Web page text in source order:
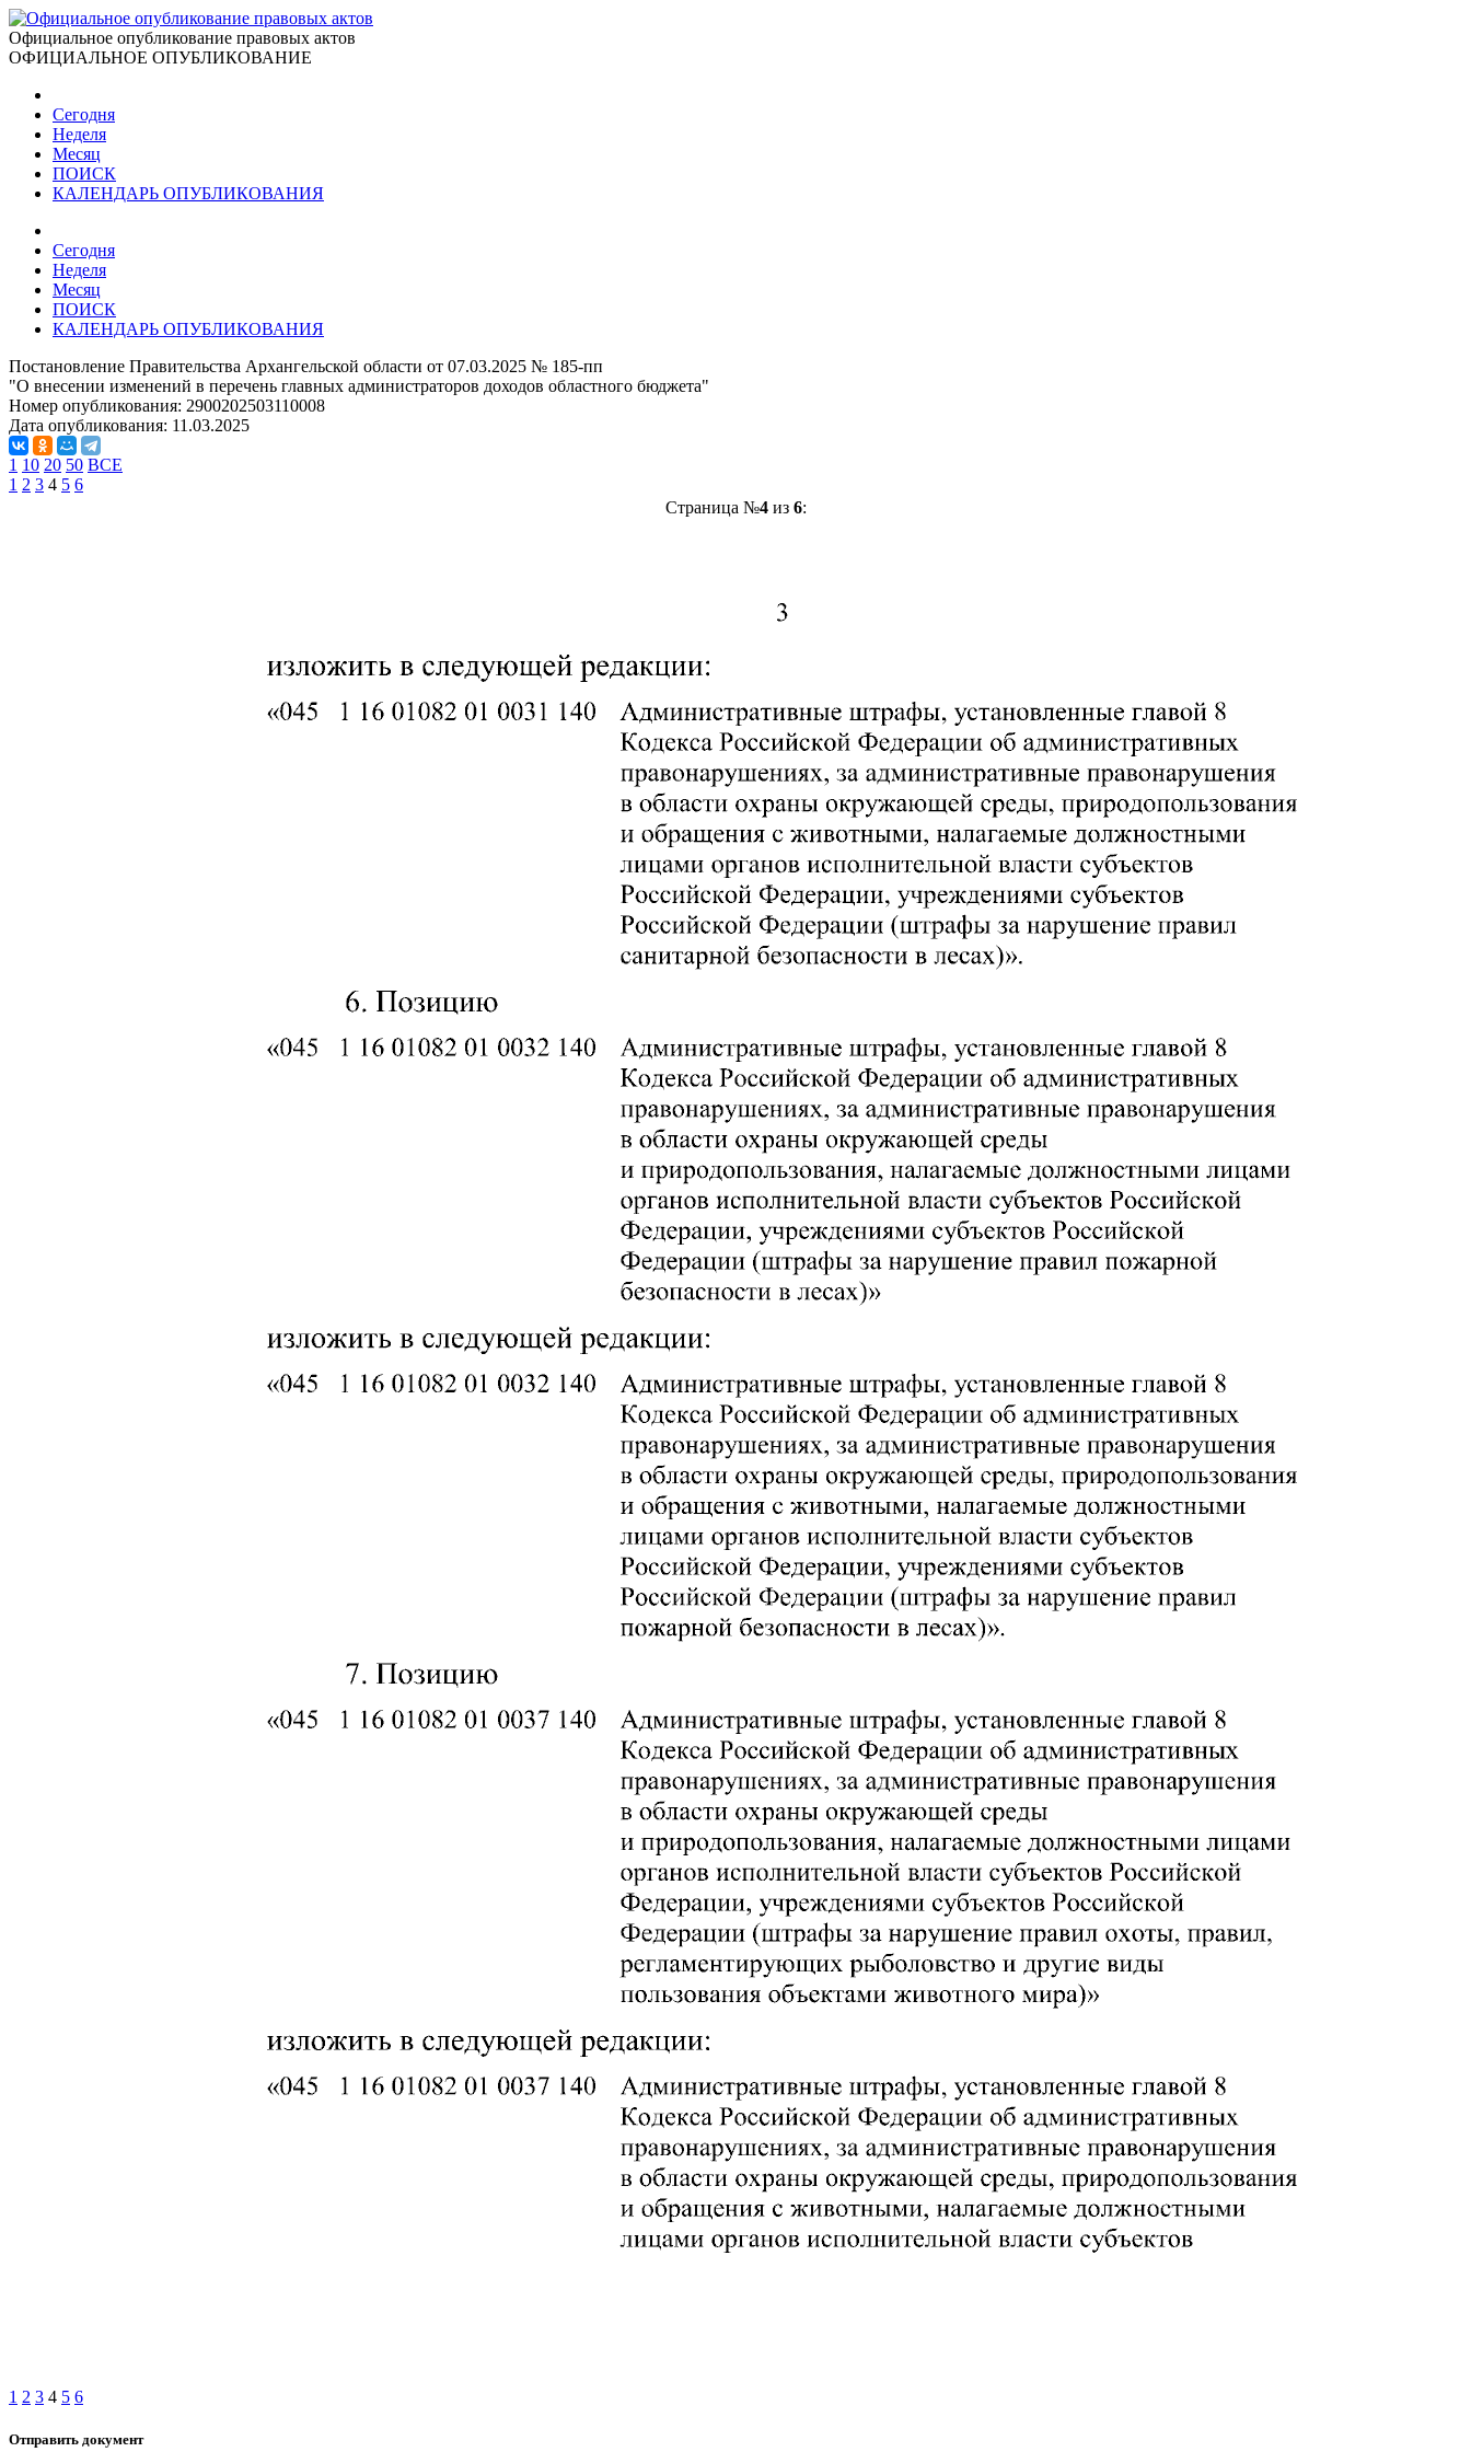
Официальное опубликование правовых актов
ОФИЦИАЛЬНОЕ ОПУБЛИКОВАНИЕ
Сегодня
Неделя
Месяц
ПОИСК
КАЛЕНДАРЬ ОПУБЛИКОВАНИЯ
Сегодня
Неделя
Месяц
ПОИСК
КАЛЕНДАРЬ ОПУБЛИКОВАНИЯ
Постановление Правительства Архангельской области от 07.03.2025 № 185-пп
"О внесении изменений в перечень главных администраторов доходов областного бюджета"
Номер опубликования: 2900202503110008
Дата опубликования: 11.03.2025
1 10 20 50 ВСЕ
1 2 3 4 5 6
Страница №4из 6:
1 2 3 4 5 6
Отправить документ